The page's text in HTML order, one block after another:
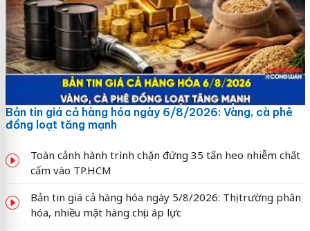
Bản tin giá cả hàng hóa ngày 6/8/2026: Vàng, cà phê
đồng loạt tăng mạnh
Toàn cảnh hành trình chặn đứng 35 tấn heo nhiễm chất
cấm vào TP.HCM
Bản tin giá cả hàng hóa ngày 5/8/2026: Thị trường phân
hóa, nhiều mặt hàng chịu áp lực